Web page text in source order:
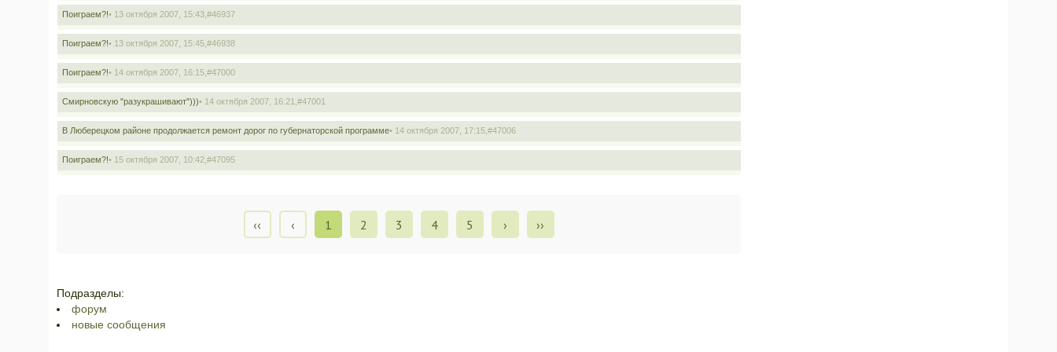
Поиграем?!• 13 октября 2007, 15:43, #46937
Поиграем?!• 13 октября 2007, 15:45, #46938
Поиграем?!• 14 октября 2007, 16:15, #47000
Смирновскую "разукрашивают")))• 14 октября 2007, 16:21, #47001
В Люберецком районе продолжается ремонт дорог по губернаторской программе• 14 октября 2007, 17:15, #47006
Поиграем?!• 15 октября 2007, 10:42, #47095
‹‹ ‹ 1 2 3 4 5 › ››
Подразделы:
форум
новые сообщения